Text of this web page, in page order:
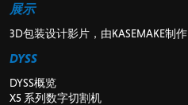
展示
3D包装设计影片，由KASEMAKE制作
DYSS
DYSS概览
X5 系列数字切割机